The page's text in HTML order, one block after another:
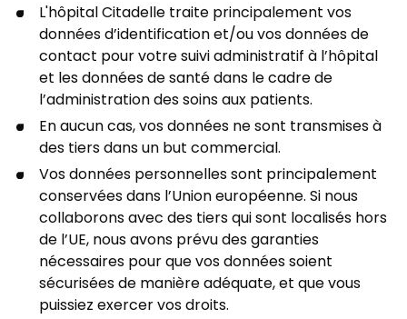
L'hôpital Citadelle traite principalement vos
données d’identification et/ou vos données de
contact pour votre suivi administratif à l’hôpital
et les données de santé dans le cadre de
l’administration des soins aux patients.
En aucun cas, vos données ne sont transmises à
des tiers dans un but commercial.
Vos données personnelles sont principalement
conservées dans l’Union européenne. Si nous
collaborons avec des tiers qui sont localisés hors
de l’UE, nous avons prévu des garanties
nécessaires pour que vos données soient
sécurisées de manière adéquate, et que vous
puissiez exercer vos droits.